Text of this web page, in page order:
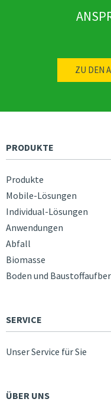
ZU DEN
PRODUKTE
Produkte
Mobile-Lösungen
Individual-Lösungen
Anwendungen
Abfall
Biomasse
Boden und
SERVICE
Unser Service für Sie
ÜBER UNS